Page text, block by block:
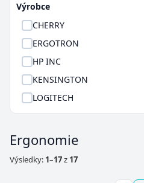
Výrobce
CHERRY
ERGOTRON
HP INC
KENSINGTON
LOGITECH
Ergonomie
Výsledky: 1–17z 17